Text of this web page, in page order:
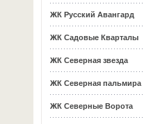
ЖК Русский Авангард
ЖК Садовые Кварталы
ЖК Северная звезда
ЖК Северная пальмира
ЖК Северные Ворота